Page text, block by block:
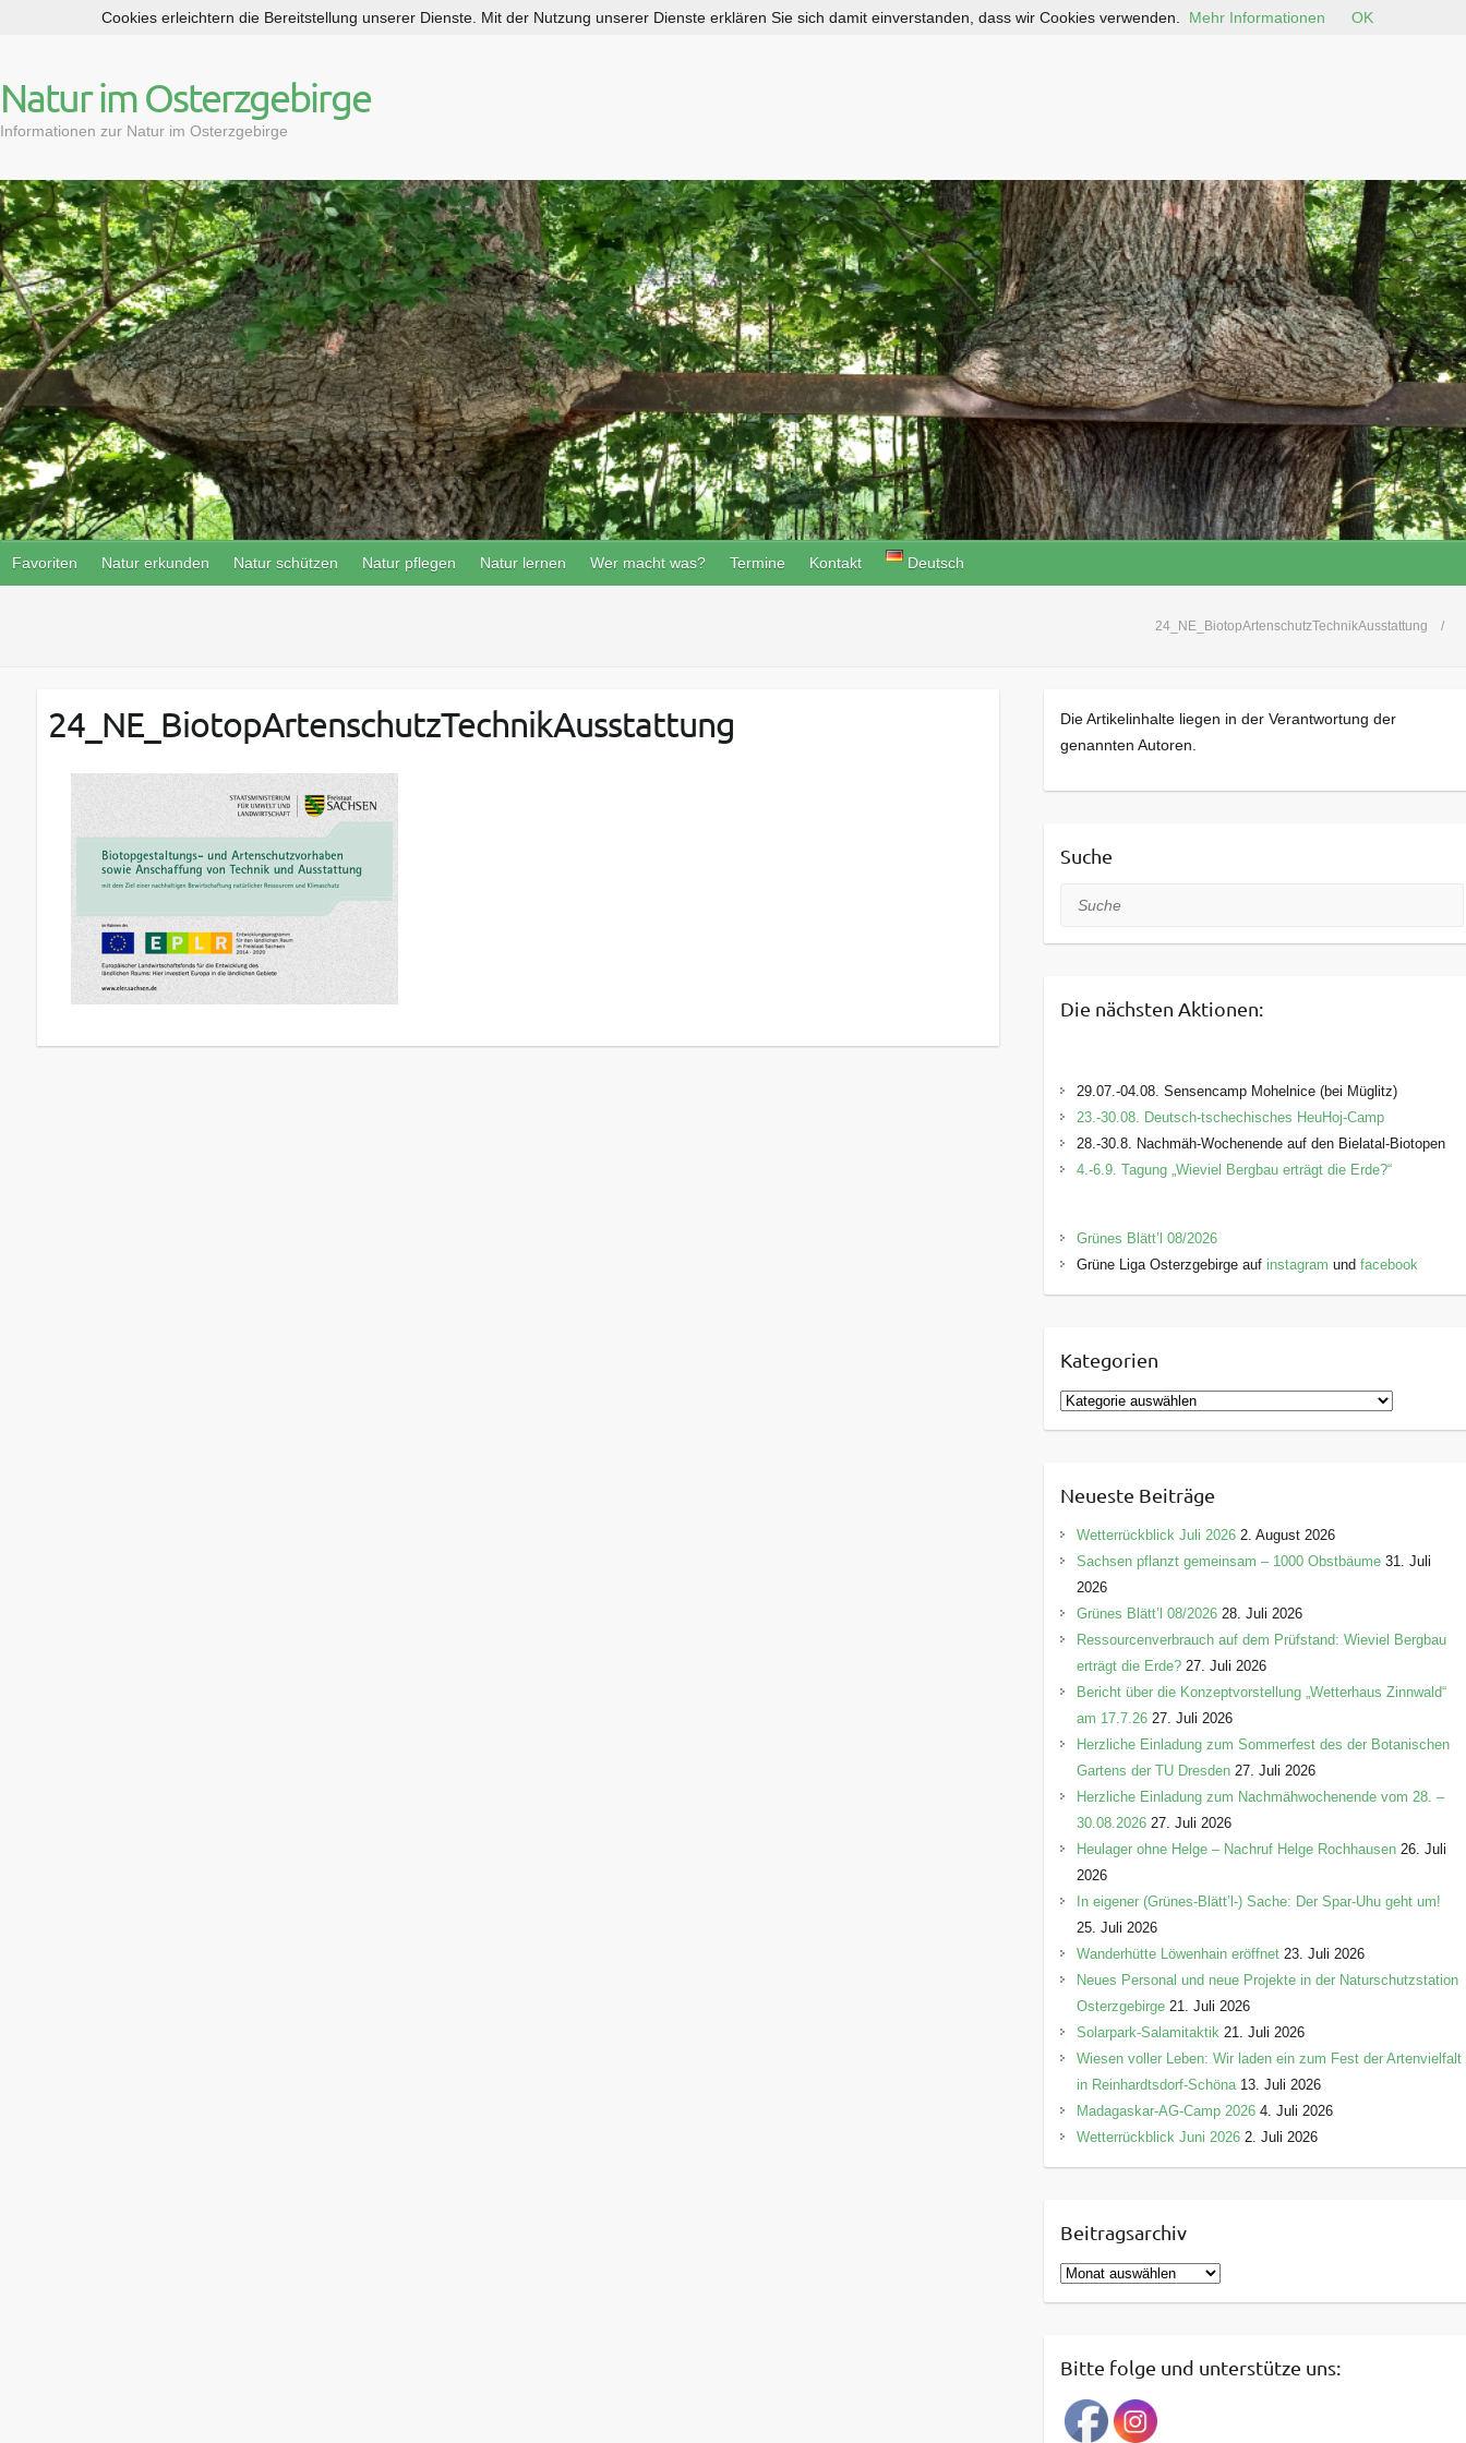
p
t
c
o
n
t
e
n
t
Natur im Osterzgebirge
Informationen zur Natur im Osterzgebirge
Favoriten Natur erkunden Natur schützen Natur pflegen Natur lernen Wer macht was? Termine Kontakt Deutsch
24_NE_BiotopArtenschutzTechnikAusstattung
24_NE_BiotopArtenschutzTechnikAusstattung
Die Artikelinhalte liegen in der Verantwortung der
genannten Autoren.
Suche
Suche
Die nächsten Aktionen:
29.07.-04.08. Sensencamp Mohelnice (bei Müglitz)
23.-30.08. Deutsch-tschechisches HeuHoj-Camp
28.-30.8. Nachmäh-Wochenende auf den Bielatal-Biotopen
4.-6.9. Tagung „Wieviel Bergbau erträgt die Erde?“
Grünes Blätt’l 08/2026
Grüne Liga Osterzgebirge auf instagram und facebook
Kategorien
K
a
g
o
r
e
n
Neueste Beiträge
Wetterrückblick Juli 2026 2. August 2026
Sachsen pflanzt gemeinsam – 1000 Obstbäume 31. Juli
2026
Grünes Blätt’l 08/2026 28. Juli 2026
Ressourcenverbrauch auf dem Prüfstand: Wieviel Bergbau
erträgt die Erde? 27. Juli 2026
Bericht über die Konzeptvorstellung „Wetterhaus Zinnwald“
am 17.7.26 27. Juli 2026
Herzliche Einladung zum Sommerfest des der Botanischen
Gartens der TU Dresden 27. Juli 2026
Herzliche Einladung zum Nachmähwochenende vom 28. –
30.08.2026 27. Juli 2026
Heulager ohne Helge – Nachruf Helge Rochhausen 26. Juli
2026
In eigener (Grünes-Blätt’l-) Sache: Der Spar-Uhu geht um!
25. Juli 2026
Wanderhütte Löwenhain eröffnet 23. Juli 2026
Neues Personal und neue Projekte in der Naturschutzstation
Osterzgebirge 21. Juli 2026
Solarpark-Salamitaktik 21. Juli 2026
Wiesen voller Leben: Wir laden ein zum Fest der Artenvielfalt
in Reinhardtsdorf-Schöna 13. Juli 2026
Madagaskar-AG-Camp 2026 4. Juli 2026
Wetterrückblick Juni 2026 2. Juli 2026
Beitragsarchiv
B
e
r
g
Bitte folge und unterstütze uns:
Cookies erleichtern die Bereitstellung unserer Dienste. Mit der Nutzung unserer Dienste erklären Sie sich damit einverstanden, dass wir Cookies verwenden. Mehr Informationen OK